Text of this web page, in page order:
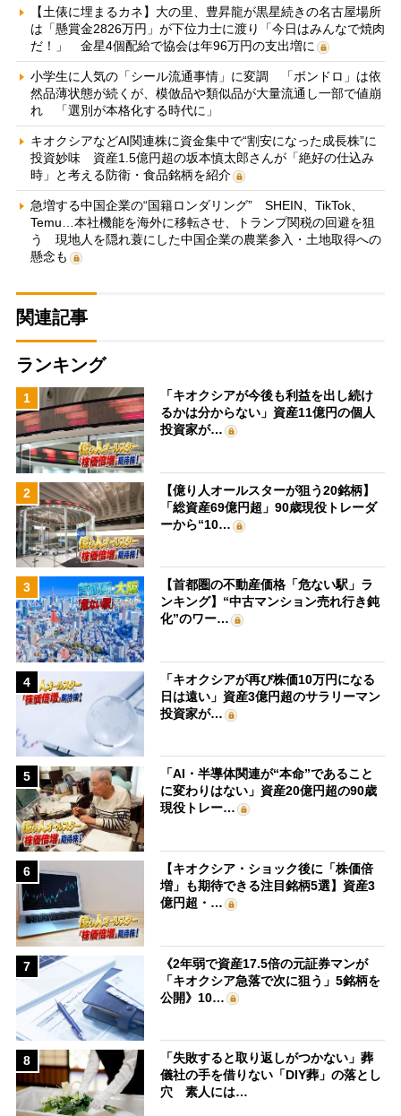
【土俵に埋まるカネ】大の里、豊昇龍が黒星続きの名古屋場所
は「懸賞金2826万円」が下位力士に渡り「今日はみんなで焼肉
だ！」 金星4個配給で協会は年96万円の支出増に
小学生に人気の「シール流通事情」に変調 「ボンドロ」は依
然品薄状態が続くが、模倣品や類似品が大量流通し一部で値崩
れ 「選別が本格化する時代に」
キオクシアなどAI関連株に資金集中で“割安になった成長株”に
投資妙味 資産1.5億円超の坂本慎太郎さんが「絶好の仕込み
時」と考える防衛・食品銘柄を紹介
急増する中国企業の“国籍ロンダリング” SHEIN、TikTok、
Temu…本社機能を海外に移転させ、トランプ関税の回避を狙
う 現地人を隠れ蓑にした中国企業の農業参入・土地取得への
懸念も
関連記事
ランキング
1
「キオクシアが今後も利益を出し続け
るかは分からない」資産11億円の個人
投資家が…
2
【億り人オールスターが狙う20銘柄】
「総資産69億円超」90歳現役トレーダ
ーから“10…
3
【首都圏の不動産価格「危ない駅」ラ
ンキング】“中古マンション売れ行き鈍
化”のワー…
4
「キオクシアが再び株価10万円になる
日は遠い」資産3億円超のサラリーマン
投資家が…
5
「AI・半導体関連が“本命”であること
に変わりはない」資産20億円超の90歳
現役トレー…
6
【キオクシア・ショック後に「株価倍
増」も期待できる注目銘柄5選】資産3
億円超・…
7
《2年弱で資産17.5倍の元証券マンが
「キオクシア急落で次に狙う」5銘柄を
公開》10…
8
「失敗すると取り返しがつかない」葬
儀社の手を借りない「DIY葬」の落とし
穴 素人には…